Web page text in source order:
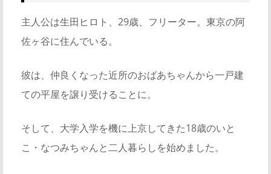
主人公は生田ヒロト、29歳、フリーター。東京の阿
佐ヶ谷に住んでいる。
彼は、仲良くなった近所のおばあちゃんから一戸建
ての平屋を譲り受けることに。
そして、大学入学を機に上京してきた18歳のいと
こ・なつみちゃんと二人暮らしを始めました。